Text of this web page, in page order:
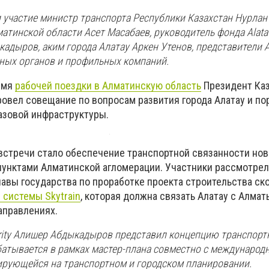
министр транспорта Республики Казахстан
области Асет Масабаев, руководитель фонда
аким города Алатау Аркен Утенов, представители
органов и профильных компаний.
рабочей поездки в Алматинскую область Президент
совещание по вопросам развития города Алатау и
инфраструктуры.
стало обеспечение транспортной связанности
Алматинской агломерации. Участники
государства по проработке проекта строительства
системы Skytrain, которая должна связать Алатау с
Алишер Абдыкадыров представил концепцию
в рамках мастер-плана совместно с
на транспортном и городском планировании.